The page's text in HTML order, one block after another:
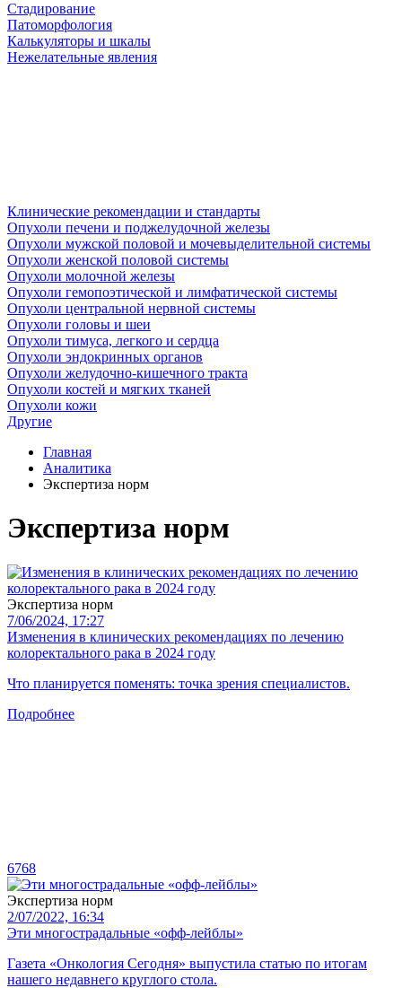
Стадирование
Патоморфология
Калькуляторы и шкалы
Нежелательные явления
Клинические рекомендации и стандарты
Опухоли печени и поджелудочной железы
Опухоли мужской половой и мочевыделительной системы
Опухоли женской половой системы
Опухоли молочной железы
Опухоли гемопоэтической и лимфатической системы
Опухоли центральной нервной системы
Опухоли головы и шеи
Опухоли тимуса, легкого и сердца
Опухоли эндокринных органов
Опухоли желудочно-кишечного тракта
Опухоли костей и мягких тканей
Опухоли кожи
Другие
Главная
Аналитика
Экспертиза норм
Экспертиза норм
Экспертиза норм
7/06/2024, 17:27
Изменения в клинических рекомендациях по лечению
колоректального рака в 2024 году
Что планируется поменять: точка зрения специалистов.
Подробнее
6768
Экспертиза норм
2/07/2022, 16:34
Эти многострадальные «офф-лейблы»
Газета «Онкология Сегодня» выпустила статью по итогам
нашего недавнего круглого стола.